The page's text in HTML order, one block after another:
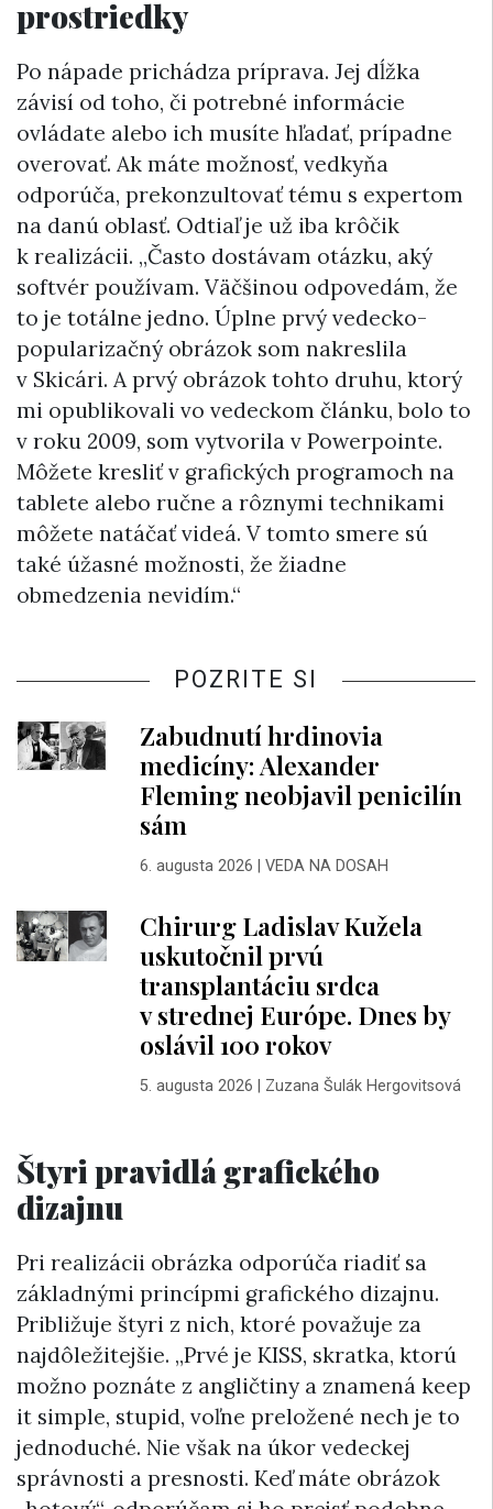
prostriedky
Po nápade prichádza príprava. Jej dĺžka
závisí od toho, či potrebné informácie
ovládate alebo ich musíte hľadať, prípadne
overovať. Ak máte možnosť, vedkyňa
odporúča, prekonzultovať tému s expertom
na danú oblasť. Odtiaľ je už iba krôčik
k realizácii. „Často dostávam otázku, aký
softvér používam. Väčšinou odpovedám, že
to je totálne jedno. Úplne prvý vedecko-
popularizačný obrázok som nakreslila
v Skicári. A prvý obrázok tohto druhu, ktorý
mi opublikovali vo vedeckom článku, bolo to
v roku 2009, som vytvorila v Powerpointe.
Môžete kresliť v grafických programoch na
tablete alebo ručne a rôznymi technikami
môžete natáčať videá. V tomto smere sú
také úžasné možnosti, že žiadne
obmedzenia nevidím.“
POZRITE SI
Zabudnutí hrdinovia
medicíny: Alexander
Fleming neobjavil penicilín
sám
6. augusta 2026 VEDA NA DOSAH
Chirurg Ladislav Kužela
uskutočnil prvú
transplantáciu srdca
v strednej Európe. Dnes by
oslávil 100 rokov
5. augusta 2026 Zuzana Šulák Hergovitsová
Štyri pravidlá grafického
dizajnu
Pri realizácii obrázka odporúča riadiť sa
základnými princípmi grafického dizajnu.
Približuje štyri z nich, ktoré považuje za
najdôležitejšie. „Prvé je KISS, skratka, ktorú
možno poznáte z angličtiny a znamená keep
it simple, stupid, voľne preložené nech je to
jednoduché. Nie však na úkor vedeckej
správnosti a presnosti. Keď máte obrázok